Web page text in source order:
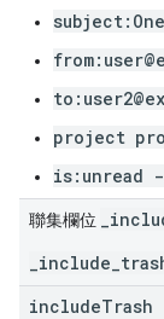
project
is:unread
聯集欄位
includeTrash